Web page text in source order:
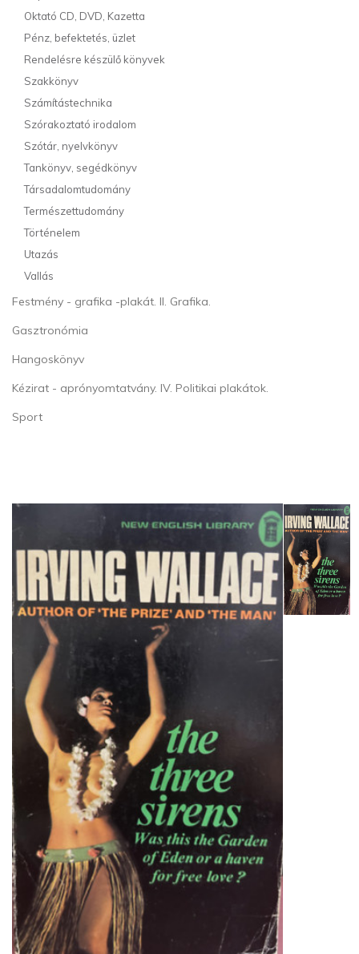
Oktató CD, DVD, Kazetta
Pénz, befektetés, üzlet
Rendelésre készülő könyvek
Szakkönyv
Számítástechnika
Szórakoztató irodalom
Szótár, nyelvkönyv
Tankönyv, segédkönyv
Társadalomtudomány
Természettudomány
Történelem
Utazás
Vallás
Festmény - grafika -plakát. II. Grafika.
Gasztronómia
Hangoskönyv
Kézirat - aprónyomtatvány. IV. Politikai plakátok.
Sport